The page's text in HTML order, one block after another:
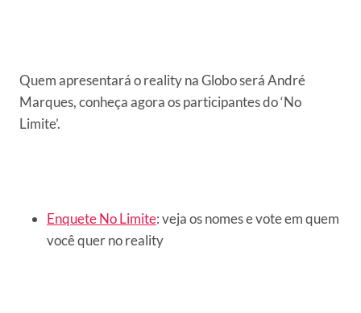
Quem apresentará o reality na Globo será André
Marques, conheça agora os participantes do ‘No
Limite’.
Enquete No Limite: veja os nomes e vote em quem
você quer no reality